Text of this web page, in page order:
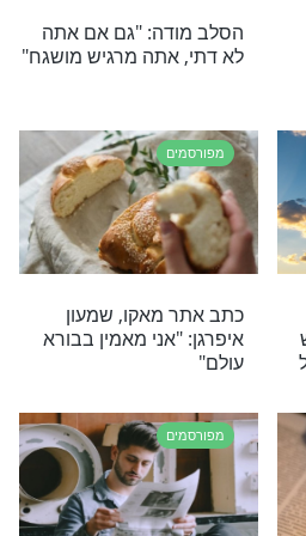
מפורסמים
מרגש: שלמה ארצי שר
ביידיש מודה אני וכל זמן
שהנר דולק
מפורסמים